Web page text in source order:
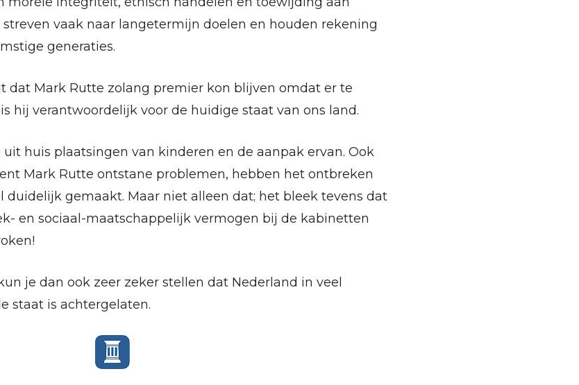
vaak naar langetermijn doelen en houden rekening
generaties.
dat Mark Rutte zolang premier kon blijven omdat er te
hij verantwoordelijk voor de huidige staat van ons land.
huis plaatsingen van kinderen en de aanpak ervan. Ook
Mark Rutte ontstane problemen, hebben het ontbreken
duidelijk gemaakt. Maar niet alleen dat; het bleek tevens dat
en sociaal-maatschappelijk vermogen bij de kabinetten
je dan ook zeer zeker stellen dat Nederland in veel
staat is achtergelaten.